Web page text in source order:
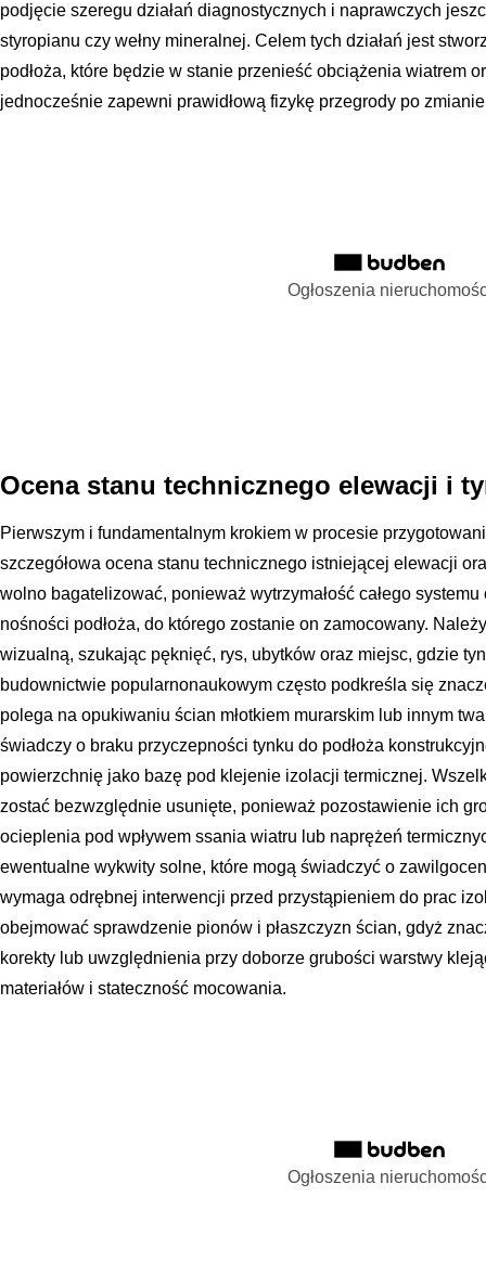
podjęcie szeregu działań diagnostycznych i naprawczych
styropianu czy wełny mineralnej. Celem tych działań jest
podłoża, które będzie w stanie przenieść obciążenia wiatrem
jednocześnie zapewni prawidłową fizykę przegrody po
Ogłoszenia
Ocena stanu technicznego elewacji i
Pierwszym i fundamentalnym krokiem w procesie
szczegółowa ocena stanu technicznego istniejącej elewacji
wolno bagatelizować, ponieważ wytrzymałość całego
nośności podłoża, do którego zostanie on zamocowany.
wizualną, szukając pęknięć, rys, ubytków oraz miejsc, gdzie
budownictwie popularnonaukowym często podkreśla się
polega na opukiwaniu ścian młotkiem murarskim lub innym
świadczy o braku przyczepności tynku do podłoża
powierzchnię jako bazę pod klejenie izolacji termicznej.
zostać bezwzględnie usunięte, ponieważ pozostawienie ich
ocieplenia pod wpływem ssania wiatru lub naprężeń
ewentualne wykwity solne, które mogą świadczyć o
wymaga odrębnej interwencji przed przystąpieniem do prac
obejmować sprawdzenie pionów i płaszczyzn ścian, gdyż
korekty lub uwzględnienia przy doborze grubości warstwy
materiałów i stateczność mocowania.
Ogłoszenia